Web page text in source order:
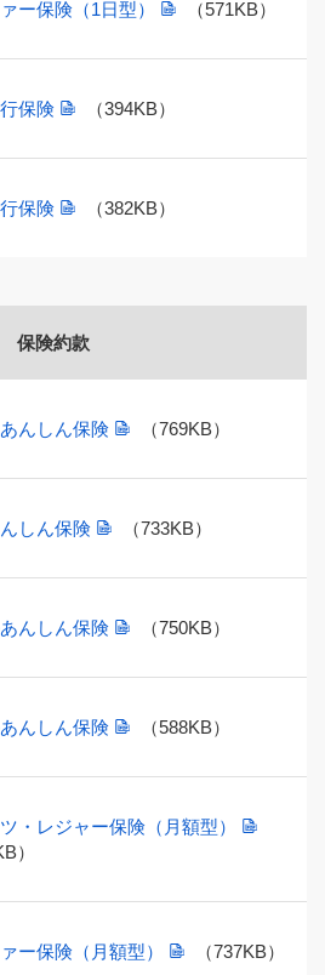
ー保険（1日型） （571KB）
保険 （394KB）
保険 （382KB）
保険約款
んしん保険 （769KB）
しん保険 （733KB）
んしん保険 （750KB）
んしん保険 （588KB）
・レジャー保険（月額型）
）
ー保険（月額型） （737KB）